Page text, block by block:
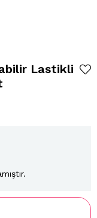
Lastikli